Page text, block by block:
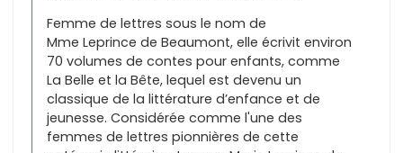
Femme de lettres sous le nom de
Mme Leprince de Beaumont, elle écrivit environ
70 volumes de contes pour enfants, comme
La Belle et la Bête, lequel est devenu un
classique de la littérature d’enfance et de
jeunesse. Considérée comme l'une des
femmes de lettres pionnières de cette